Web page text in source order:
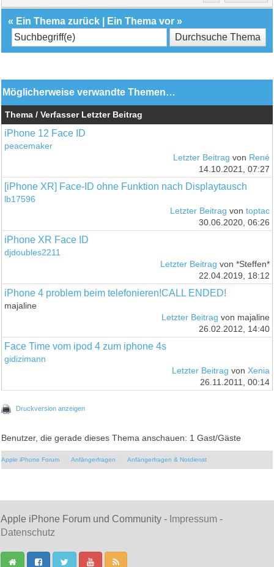
« Ein Thema zurück Ein Thema vor »
Möglicherweise verwandte Themen…
Thema / Verfasser Letzter Beitrag
iPhone 12 Face ID
peacemaker
Letzter Beitrag von René
14.10.2021, 07:27
[iPhone XR] Face-ID ohne Funktion nach Displaytausch
lb17596
Letzter Beitrag von toptac
30.06.2020, 06:26
iPhone XR Face ID
djdoubles2211
Letzter Beitrag von *Steffen*
22.04.2019, 18:12
iPhone 4 problem beim telefonieren!CALL ENDED!
majaline
Letzter Beitrag von majaline
26.02.2012, 14:40
Face Time vom ipod 4 zum iphone 4s
gidizimann
Letzter Beitrag von Xenia
26.11.2011, 00:14
Druckversion anzeigen
Benutzer, die gerade dieses Thema anschauen: 1 Gast/Gäste
Apple iPhone Forum Anfängerfragen Anfängerfragen & Notdienst
Apple iPhone Forum und Community - Impressum -
Datenschutz